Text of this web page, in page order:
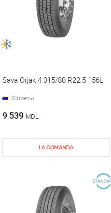
Sava Orjak 4 315/80 R22.5 156L
Slovenia
9 539 MDL
LA COMANDA